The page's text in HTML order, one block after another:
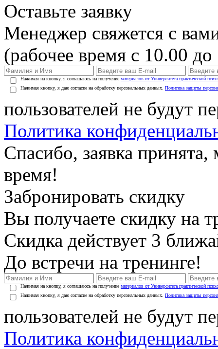
Оставьте заявку
Менеджер свяжется с
(рабочее время с 10.00
Нажимая на кнопку, я соглашаюсь на получение материалов от Университета практической
Нажимая кнопку, я даю согласие на обработку персональных данных. Политика защиты
пользователей не будут
Политика
Спасибо, заявка
время!
Забронировать скидку
Вы получаете скидку на
Скидка действует 3
До встречи на тренинге!
Нажимая на кнопку, я соглашаюсь на получение материалов от Университета практической
Нажимая кнопку, я даю согласие на обработку персональных данных. Политика защиты
пользователей не будут
Политика